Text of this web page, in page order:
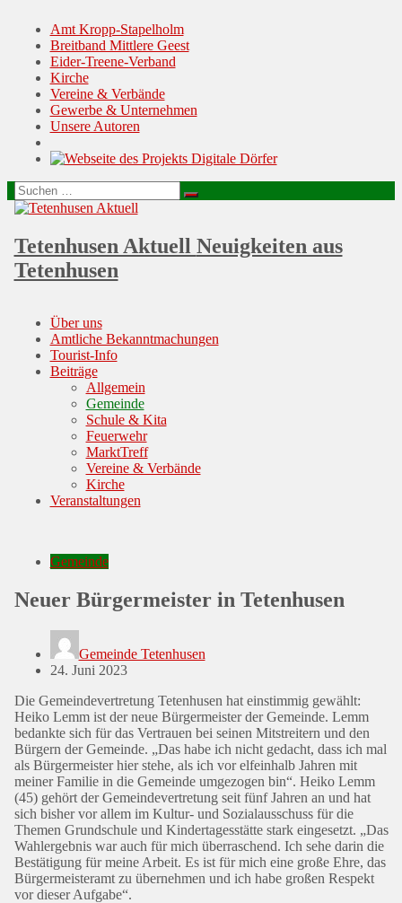
Amt Kropp-Stapelholm
Breitband Mittlere Geest
Eider-Treene-Verband
Kirche
Vereine & Verbände
Gewerbe & Unternehmen
Unsere Autoren
Suchen
nach:
Suchen
Tetenhusen Aktuell Neuigkeiten aus
Tetenhusen
Skip
content
Über uns
Amtliche Bekanntmachungen
Tourist-Info
Beiträge
Allgemein
Gemeinde
Schule & Kita
Feuerwehr
MarktTreff
Vereine & Verbände
Kirche
Veranstaltungen
Gemeinde
Neuer Bürgermeister in Tetenhusen
Gemeinde Tetenhusen
Posted
24. Juni 2023
Die Gemeindevertretung Tetenhusen hat einstimmig gewählt:
Heiko Lemm ist der neue Bürgermeister der Gemeinde. Lemm
bedankte sich für das Vertrauen bei seinen Mitstreitern und den
Bürgern der Gemeinde. „Das habe ich nicht gedacht, dass ich mal
als Bürgermeister hier stehe, als ich vor elfeinhalb Jahren mit
meiner Familie in die Gemeinde umgezogen bin“. Heiko Lemm
(45) gehört der Gemeindevertretung seit fünf Jahren an und hat
sich bisher vor allem im Kultur- und Sozialausschuss für die
Themen Grundschule und Kindertagesstätte stark eingesetzt. „Das
Wahlergebnis war auch für mich überraschend. Ich sehe darin die
Bestätigung für meine Arbeit. Es ist für mich eine große Ehre, das
Bürgermeisteramt zu übernehmen und ich habe großen Respekt
vor dieser Aufgabe“.